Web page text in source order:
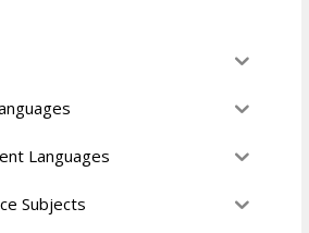
Languages
Subjects